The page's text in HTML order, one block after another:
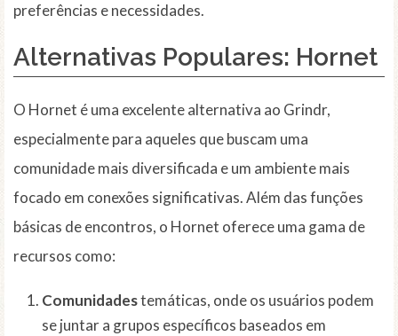
preferências e necessidades.
Alternativas Populares: Hornet
O Hornet é uma excelente alternativa ao Grindr,
especialmente para aqueles que buscam uma
comunidade mais diversificada e um ambiente mais
focado em conexões significativas. Além das funções
básicas de encontros, o Hornet oferece uma gama de
recursos como:
Comunidadestemáticas, onde os usuários podem
se juntar a grupos específicos baseados em